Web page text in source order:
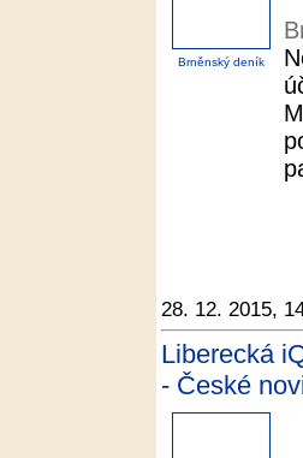
Brněnský deník
28. 12. 2015,
Liberecká
- České